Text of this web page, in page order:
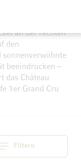
sich in berühmten
an der rechten
den
sonnenverwöhnte
beeindrucken –
das Château
1er Grand Cru
Filtern